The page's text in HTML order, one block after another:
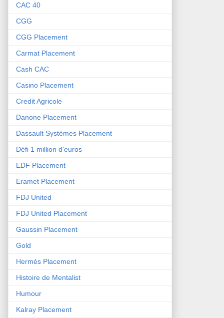
CAC 40
CGG
CGG Placement
Carmat Placement
Cash CAC
Casino Placement
Credit Agricole
Danone Placement
Dassault Systèmes Placement
Défi 1 million d'euros
EDF Placement
Eramet Placement
FDJ United
FDJ United Placement
Gaussin Placement
Gold
Hermès Placement
Histoire de Mentalist
Humour
Kalray Placement